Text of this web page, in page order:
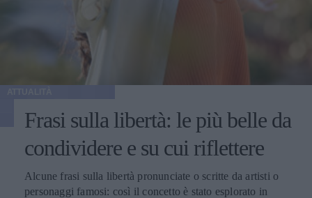
Frasi sulla libertà: le più belle da
condividere e su cui riflettere
Alcune frasi sulla libertà pronunciate o scritte da artisti o
personaggi famosi: così il concetto è stato esplorato in